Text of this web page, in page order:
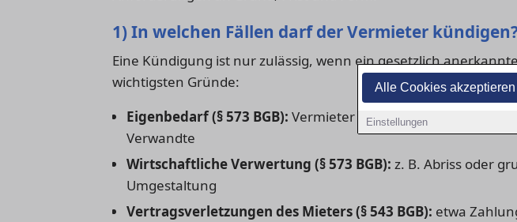
Alle Cookies akzeptieren
Einstellungen
1) In welchen Fällen darf der Vermieter
Eine Kündigung ist nur zulässig, wenn ein gesetzlich
wichtigsten Gründe:
Eigenbedarf (§ 573 BGB): Vermieter brauchen die
Verwandte
Wirtschaftliche Verwertung (§ 573 BGB): z. B. Abriss oder
Umgestaltung
Vertragsverletzungen des Mieters (§ 543 BGB): etwa